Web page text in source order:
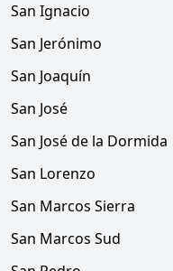
San Ignacio
San Jerónimo
San Joaquín
San José
San José de la Dormida
San Lorenzo
San Marcos Sierra
San Marcos Sud